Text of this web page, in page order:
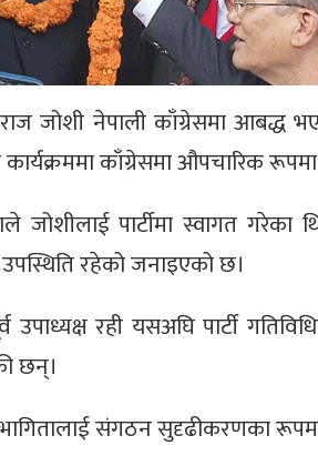
जोशी नेपाली काँग्रेसमा आबद्ध
कार्यक्रममा काँग्रेसमा औपचारिक
पार्टीमा स्वागत गरेका
उपस्थिति रहेको जनाइएको छ।
रही यसअघि पार्टी
छन्।
संगठन सुदृढीकरणका